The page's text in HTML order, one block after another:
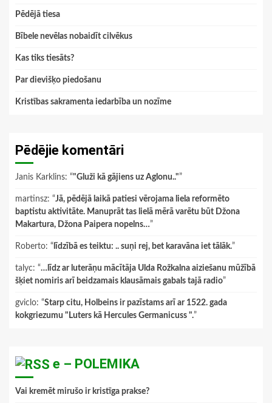
Pēdējā tiesa
Bībele nevēlas nobaidīt cilvēkus
Kas tiks tiesāts?
Par dievišķo piedošanu
Kristības sakramenta iedarbība un nozīme
Pēdējie komentāri
Janis Karklins: “"Gluži kā gājiens uz Aglonu.."”
martinsz: “Jā, pēdējā laikā patiesi vērojama liela reformēto
baptistu aktivitāte. Manuprāt tas lielā mērā varētu būt Džona
Makartura, Džona Paipera nopelns…”
Roberto: “ līdzībā es teiktu: .. suņi rej, bet karavāna iet tālāk.”
talyc: “…līdz ar luterāņu mācītāja Ulda Rožkalna aiziešanu mūžībā
šķiet nomiris arī beidzamais klausāmais gabals tajā radio”
gviclo: “Starp citu, Holbeins ir pazīstams arī ar 1522. gada
kokgriezumu "Luters kā Hercules Germanicuss ".”
e – POLEMIKA
Vai kremēt mirušo ir kristīga prakse?